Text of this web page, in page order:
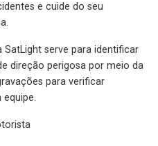
e cuide do seu
serve para identificar
direção perigosa por meio da
para verificar